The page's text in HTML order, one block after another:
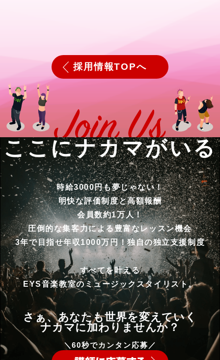
採用情報TOPへ
ここにナカマがいる
時給3000円も夢じゃない！
明快な評価制度と高額報酬
会員数約1万人！
圧倒的な集客力による豊富なレッスン機会
3年で目指せ年収1000万円！独自の独立支援制度
すべてを叶える
EYS音楽教室のミュージックスタイリスト。
さぁ、あなたも世界を変えていく
ナカマに加わりませんか？
＼60秒でカンタン応募／